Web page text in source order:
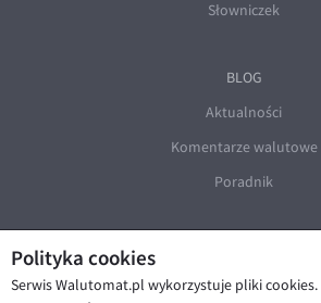
Polityka cookies
Serwis Walutomat.pl wykorzystuje pliki cookies.
Słowniczek
BLOG
Aktualności
Komentarze walutowe
Poradnik